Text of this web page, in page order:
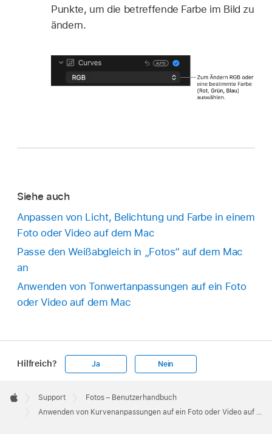
Punkte, um die betreffende Farbe im Bild zu
ändern.
Siehe auch
Anpassen von Licht, Belichtung und Farbe in einem
Foto oder Video auf dem Mac
Passe den Weißabgleich in „Fotos“ auf dem Mac
an
Anwenden von Tonwertanpassungen auf ein Foto
oder Video auf dem Mac
Hilfreich? Ja Nein
Footer

Apple
Support
Fotos – Benutzerhandbuch
Anwenden von Kurvenanpassungen auf ein Foto oder Video auf dem Mac